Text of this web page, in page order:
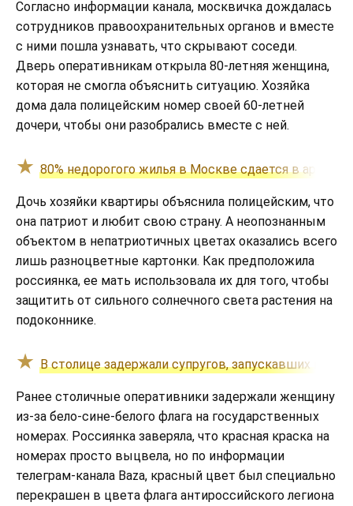
Согласно информации канала, москвичка дождалась
сотрудников правоохранительных органов и вместе
с ними пошла узнавать, что скрывают соседи.
Дверь оперативникам открыла 80-летняя женщина,
которая не смогла объяснить ситуацию. Хозяйка
дома дала полицейским номер своей 60-летней
дочери, чтобы они разобрались вместе с ней.
80% недорогого жилья в Москве сдается в аренду
Дочь хозяйки квартиры объяснила полицейским, что
она патриот и любит свою страну. А неопознанным
объектом в непатриотичных цветах оказались всего
лишь разноцветные картонки. Как предположила
россиянка, ее мать использовала их для того, чтобы
защитить от сильного солнечного света растения на
подоконнике.
В столице задержали супругов, запускавших
Ранее столичные оперативники задержали женщину
из-за бело-сине-белого флага на государственных
номерах. Россиянка заверяла, что красная краска на
номерах просто выцвела, но по информации
телеграм-канала Baza, красный цвет был специально
перекрашен в цвета флага антироссийского легиона